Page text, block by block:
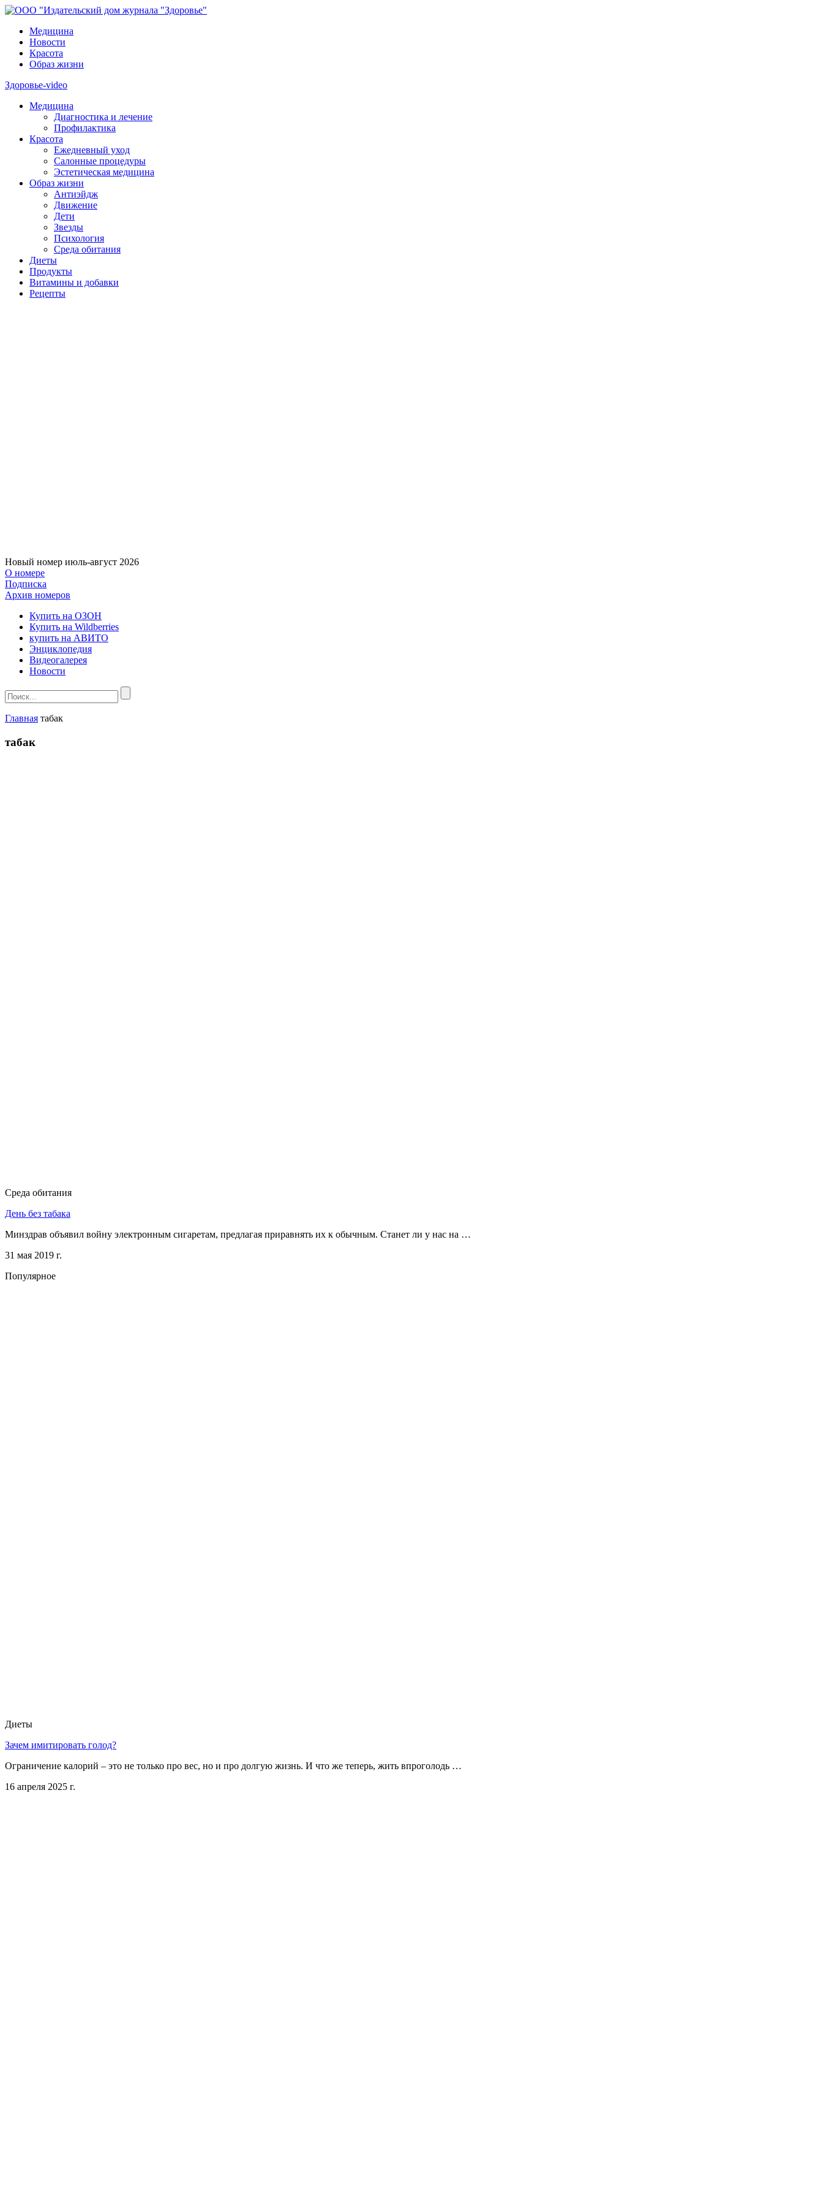
Медицина
Новости
Красота
Образ жизни
Здоровье-video
Медицина
Диагностика и лечение
Профилактика
Красота
Ежедневный уход
Салонные процедуры
Эстетическая медицина
Образ жизни
Антиэйдж
Движение
Дети
Звезды
Психология
Среда обитания
Диеты
Продукты
Витамины и добавки
Рецепты
Новый номер июль-август 2026
О номере
Подписка
Архив номеров
Купить на ОЗОН
Купить на Wildberries
купить на АВИТО
Энциклопедия
Видеогалерея
Новости
Главная табак
табак
Среда обитания
День без табака
Минздрав объявил войну электронным сигаретам, предлагая приравнять их к обычным. Станет ли у нас на …
31 мая 2019 г.
Популярное
Диеты
Зачем имитировать голод?
Ограничение калорий – это не только про вес, но и про долгую жизнь. И что же теперь, жить впроголодь …
16 апреля 2025 г.